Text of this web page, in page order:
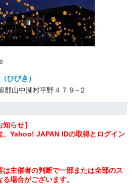
ひびき）
郡山中湖村平野４７９−２
らせ］
、Yahoo! JAPAN IDの取得とログイン
は主催者の判断で一部または全部のス
場合がございます。